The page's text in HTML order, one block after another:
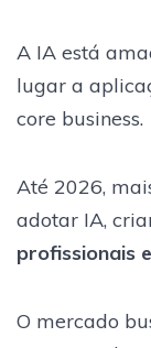
A IA está
lugar a
core business.
Até 2026,
adotar IA,
profissionais
O mercado